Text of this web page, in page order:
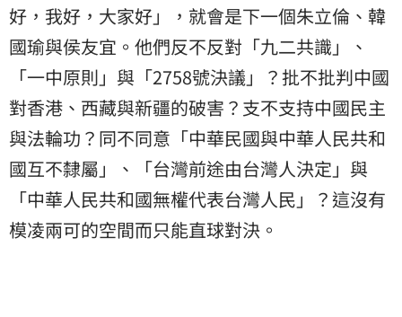
好，我好，大家好」，就會是下一個朱立倫、韓
國瑜與侯友宜。他們反不反對「九二共識」、
「一中原則」與「2758號決議」？批不批判中國
對香港、西藏與新疆的破害？支不支持中國民主
與法輪功？同不同意「中華民國與中華人民共和
國互不隸屬」、「台灣前途由台灣人決定」與
「中華人民共和國無權代表台灣人民」？這沒有
模凌兩可的空間而只能直球對決。